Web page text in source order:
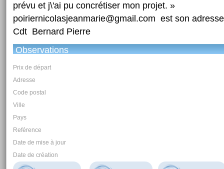
prévu et j\'ai pu concrétiser mon projet. »
poiriernicolasjeanmarie@gmail.com est son
Cdt Bernard Pierre
Observations
Prix de départ
Adresse
Code postal
Ville
Pays
Reférence
Date de mise à jour
Date de création